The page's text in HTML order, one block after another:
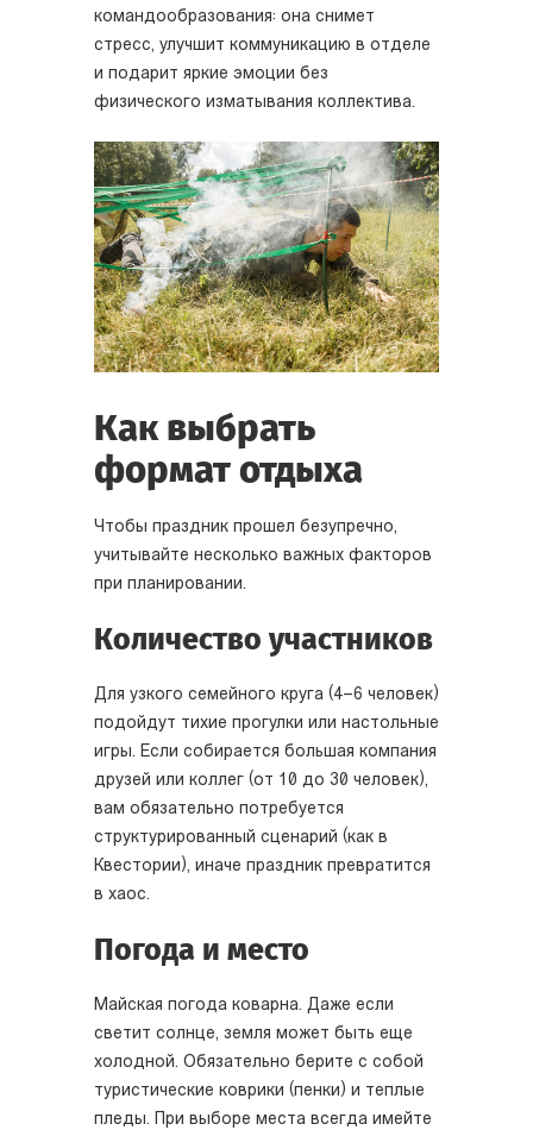
командообразования: она снимет
стресс, улучшит коммуникацию в отделе
и подарит яркие эмоции без
физического изматывания коллектива.
Как выбрать
формат отдыха
Чтобы праздник прошел безупречно,
учитывайте несколько важных факторов
при планировании.
Количество участников
Для узкого семейного круга (4–6 человек)
подойдут тихие прогулки или настольные
игры. Если собирается большая компания
друзей или коллег (от 10 до 30 человек),
вам обязательно потребуется
структурированный сценарий (как в
Квестории), иначе праздник превратится
в хаос.
Погода и место
Майская погода коварна. Даже если
светит солнце, земля может быть еще
холодной. Обязательно берите с собой
туристические коврики (пенки) и теплые
пледы. При выборе места всегда имейте